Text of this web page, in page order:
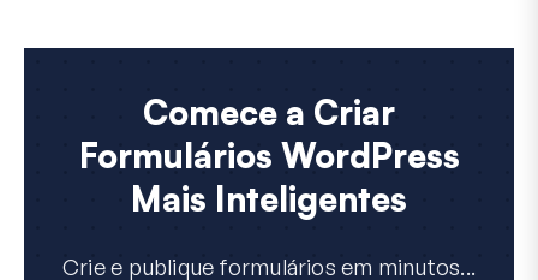
Comece a Criar
Formulários WordPress
Mais Inteligentes
Crie e publique formulários em minutos...